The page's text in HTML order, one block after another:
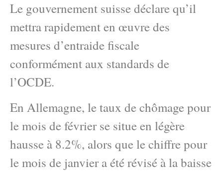
Le gouvernement suisse déclare qu’il
mettra rapidement en œuvre des
mesures d’entraide fiscale
conformément aux standards de
l’OCDE.
En Allemagne, le taux de chômage pour
le mois de février se situe en légère
hausse à 8.2%, alors que le chiffre pour
le mois de janvier a été révisé à la baisse